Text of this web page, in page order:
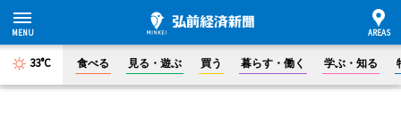
33°C 食べる 見る・遊ぶ 買う 暮らす・働く 学ぶ・知る